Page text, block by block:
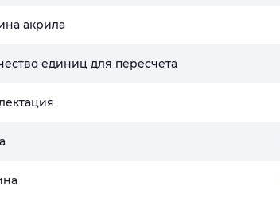
акрила
единиц для пересчета